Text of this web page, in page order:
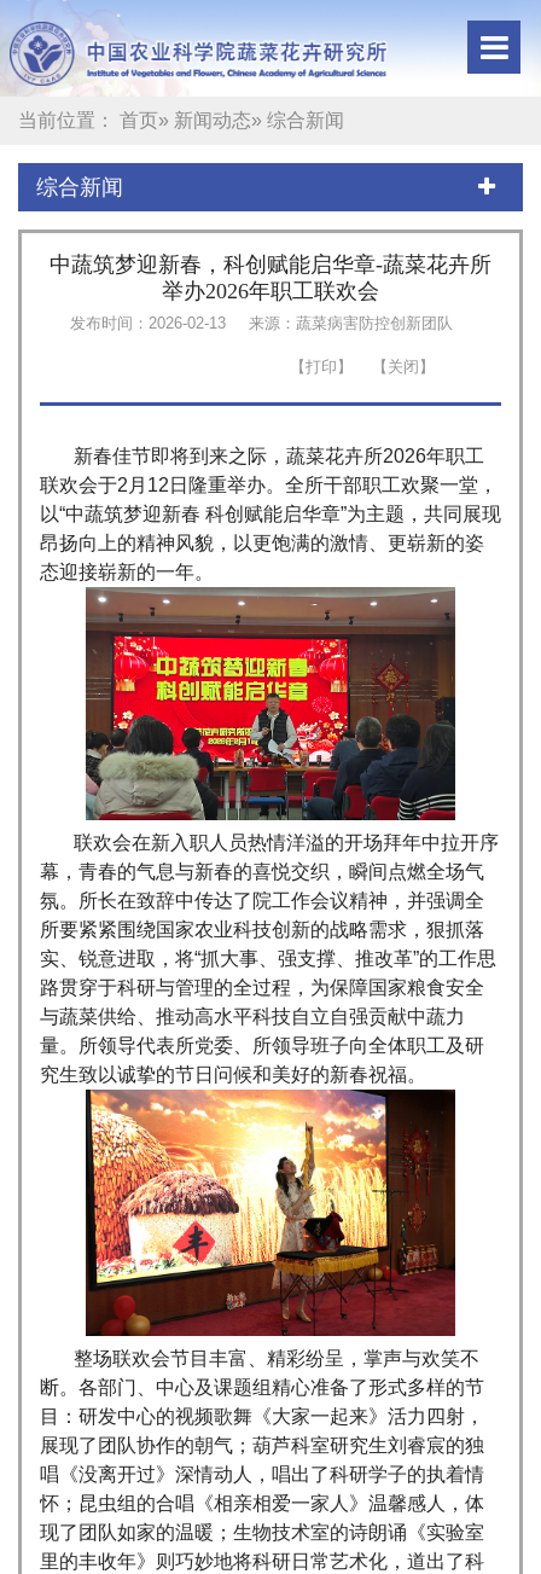
当前位置： 首页» 新闻动态» 综合新闻
综合新闻
中蔬筑梦迎新春，科创赋能启华章-蔬菜花卉所
举办2026年职工联欢会
发布时间：2026-02-13 来源：蔬菜病害防控创新团队
新春佳节即将到来之际，蔬菜花卉所2026年职工
联欢会于2月12日隆重举办。全所干部职工欢聚一堂，
以“中蔬筑梦迎新春 科创赋能启华章”为主题，共同展现
昂扬向上的精神风貌，以更饱满的激情、更崭新的姿
态迎接崭新的一年。
联欢会在新入职人员热情洋溢的开场拜年中拉开序
幕，青春的气息与新春的喜悦交织，瞬间点燃全场气
氛。所长在致辞中传达了院工作会议精神，并强调全
所要紧紧围绕国家农业科技创新的战略需求，狠抓落
实、锐意进取，将“抓大事、强支撑、推改革”的工作思
路贯穿于科研与管理的全过程，为保障国家粮食安全
与蔬菜供给、推动高水平科技自立自强贡献中蔬力
量。所领导代表所党委、所领导班子向全体职工及研
究生致以诚挚的节日问候和美好的新春祝福。
整场联欢会节目丰富、精彩纷呈，掌声与欢笑不
断。各部门、中心及课题组精心准备了形式多样的节
目：研发中心的视频歌舞《大家一起来》活力四射，
展现了团队协作的朝气；葫芦科室研究生刘睿宸的独
唱《没离开过》深情动人，唱出了科研学子的执着情
怀；昆虫组的合唱《相亲相爱一家人》温馨感人，体
现了团队如家的温暖；生物技术室的诗朗诵《实验室
里的丰收年》则巧妙地将科研日常艺术化，道出了科